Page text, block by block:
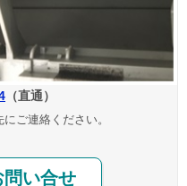
（直通）
ご連絡ください。
問い合せ